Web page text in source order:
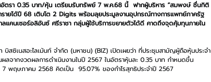
ตรา 0.35 บาท/หุ้น เตรียมรับทรัพย์ 7 พ.ค.68 นี้  ฟากผู้บริหาร “สมพงษ์ ชื่นกิติ
ายได้ปี 68 เติบโต 2 Digits พร้อมลุยประมูลงานอุปกรณ์ทางการแพทย์ภาครัฐ
แคนเซอร์อลิอันซ์ ศรีราชา กลุ่มผู้ใช้บริการขยายตัวได้ดี คาดถึงจุดคุ้มทุนภายใน
ซิเนสอะไลเม้นท์ จำกัด (มหาชน) (BIZ) เปิดเผยว่า ที่ประชุมสามัญผู้ถือหุ้นประจำ
จากงวดผลการดำเนินงานในปี 2567 ในอัตราหุ้นละ 0.35 บาท กำหนดขึ้น
พฤษภาคม 2568 คิดเป็น  95.07% ของกำไรสุทธิประจำปี 2567